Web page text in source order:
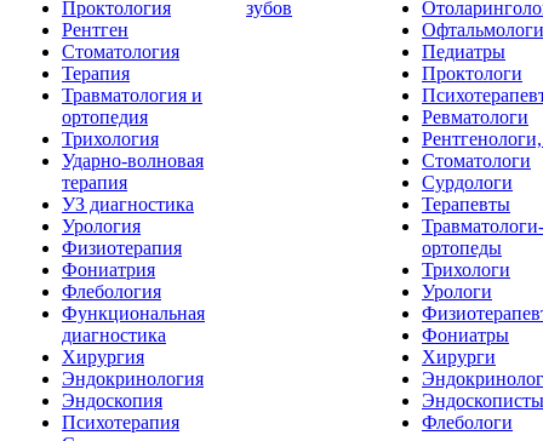
Проктология
Рентген
Стоматология
Терапия
Травматология и
ортопедия
Трихология
Ударно-волновая
терапия
УЗ диагностика
Урология
Физиотерапия
Фониатрия
Флебология
Функциональная
диагностика
Хирургия
Эндокринология
Эндоскопия
Психотерапия
зубов
Офтальмологи
Педиатры
Проктологи
Ревматологи
Стоматологи
Сурдологи
Терапевты
Травматологи-
ортопеды
Трихологи
Урологи
Фониатры
Хирурги
Эндоскописты
Флебологи